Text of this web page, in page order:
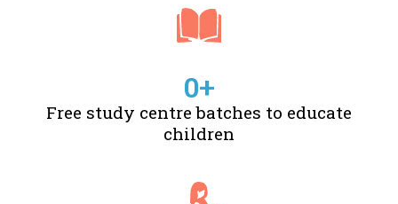
Free study centre batches to educate
children
0+